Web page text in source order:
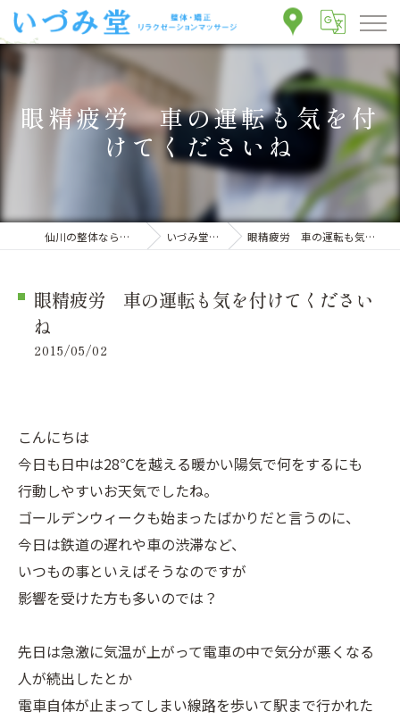
眼精疲労 車の運転も気を付
けてくださいね
仙川の整体ならいづみ堂整体院 いづみ堂のブログ 眼精疲労 車の運転も気を付けてくださいね
眼精疲労 車の運転も気を付けてください
ね
2015/05/02
こんにちは
今日も日中は28℃を越える暖かい陽気で何をするにも
行動しやすいお天気でしたね。
ゴールデンウィークも始まったばかりだと言うのに、
今日は鉄道の遅れや車の渋滞など、
いつもの事といえばそうなのですが
影響を受けた方も多いのでは？
先日は急激に気温が上がって電車の中で気分が悪くなる
人が続出したとか
電車自体が止まってしまい線路を歩いて駅まで行かれた